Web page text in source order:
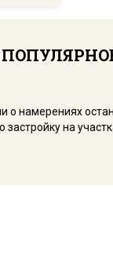
о намерениях
на